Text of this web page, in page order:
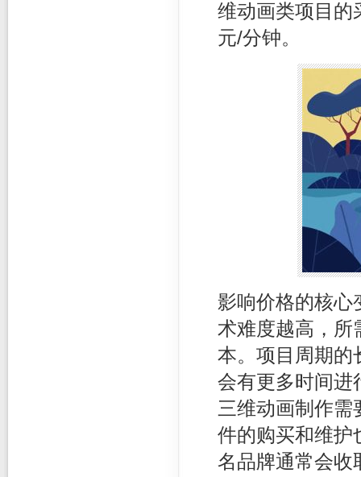
维动画类项目的
元/分钟。
影响价格的核心
术难度越高，所
本。项目周期的
会有更多时间进
三维动画制作需
件的购买和维护
名品牌通常会收